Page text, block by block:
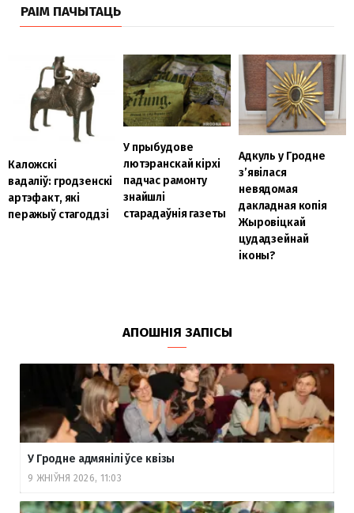
РАІМ ПАЧЫТАЦЬ
Каложскі
вадаліў: гродзенскі
артэфакт, які
перажыў стагоддзі
У прыбудове
лютэранскай кірхі
падчас рамонту
знайшлі
старадаўнія газеты
Адкуль у Гродне
з’явілася
невядомая
дакладная копія
Жыровіцкай
цудадзейнай
іконы?
АПОШНІЯ ЗАПІСЫ
У Гродне адмянілі ўсе квізы
9 ЖНІЎНЯ 2026, 11:03